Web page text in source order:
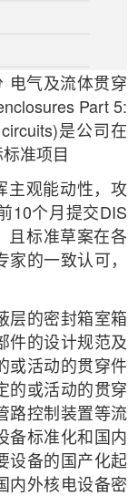
电气及流体贯穿
Part 5:
是公司在
准项目
主观能动性，攻
10个月提交DIS
且标准草案在各
的一致认可，
层的密封箱室箱
件的设计规范及
或活动的贯穿件
的或活动的贯穿
路控制装置等流
备标准化和国内
设备的国产化起
内外核电设备密